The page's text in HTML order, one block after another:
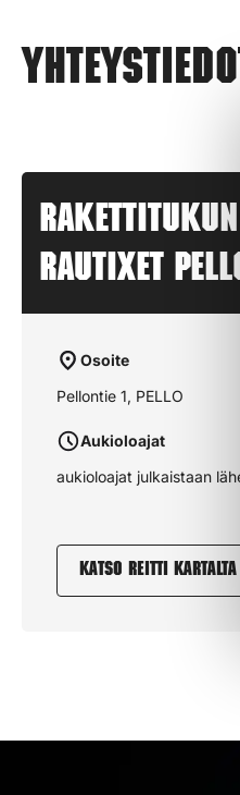
RAUTIXET
Osoite
Pellontie 1, PELLO
Aukioloajat
aukioloajat julkaistaan
Katso reitti kartalta